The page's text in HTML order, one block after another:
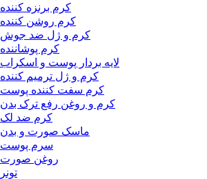
کرم برنزه کننده
کرم روشن کننده
کرم و ژل ضد جوش
کرم پوشاننده
لایه بردار پوست و اسکراب
کرم و ژل ترمیم کننده
کرم سفت کننده پوست
کرم و روغن رفع ترک بدن
کرم ضد لک
ماسک صورت و بدن
سرم پوست
روغن صورت
تونر